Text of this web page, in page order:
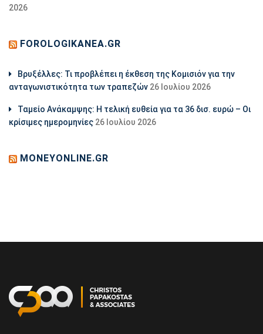
2026
FOROLOGIKANEA.GR
Βρυξέλλες: Τι προβλέπει η έκθεση της Κομισιόν για την
ανταγωνιστικότητα των τραπεζών 26 Ιουλίου 2026
Ταμείο Ανάκαμψης: Η τελική ευθεία για τα 36 δισ. ευρώ – Οι
κρίσιμες ημερομηνίες 26 Ιουλίου 2026
MONEYONLINE.GR